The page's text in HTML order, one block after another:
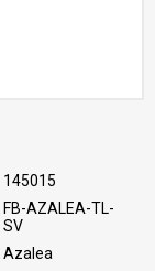
145015
FB-AZALEA-TL-
SV
Azalea